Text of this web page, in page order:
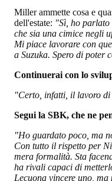
Miller ammette cosa e
dell'estate: "Sì, ho
che sia una cimice negli
Mi piace lavorare con
a Suzuka. Spero di poter
Continuerai con lo
"Certo, infatti, il lavoro
Segui la SBK, che ne
"Ho guardato poco, ma
Con tutto il rispetto per
mera formalità. Sta
ha rivali capaci di
Lecuona vincere uno,